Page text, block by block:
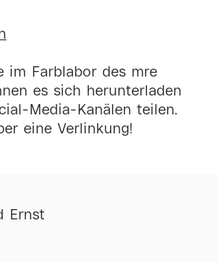
im Farblabor des mre
es sich herunterladen
Media-Kanälen teilen.
eine Verlinkung!
Ernst